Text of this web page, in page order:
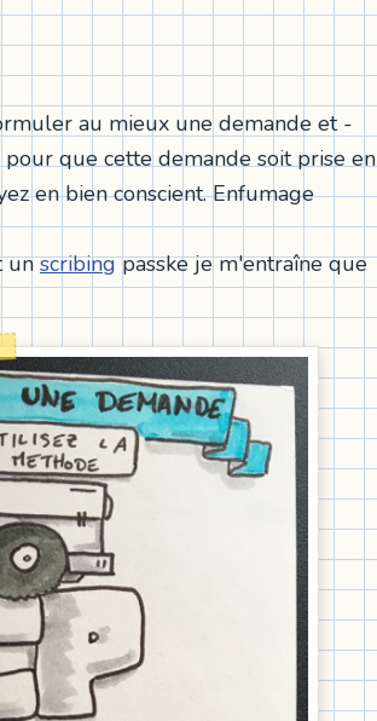
au mieux une demande et -
que cette demande soit prise en
en bien conscient. Enfumage
unscribingpasske je m'entraîne que